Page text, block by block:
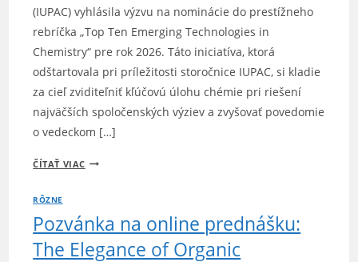
(IUPAC) vyhlásila výzvu na nominácie do prestížneho
rebríčka „Top Ten Emerging Technologies in
Chemistry“ pre rok 2026. Táto iniciatíva, ktorá
odštartovala pri príležitosti storočnice IUPAC, si kladie
za cieľ zviditeľniť kľúčovú úlohu chémie pri riešení
najväčších spoločenských výziev a zvyšovať povedomie
o vedeckom […]
ČÍTAŤ VIACIUPAC
PRELOMOVÝCH
RÔZNE
Pozvánka na online prednášku:
The Elegance of Organic